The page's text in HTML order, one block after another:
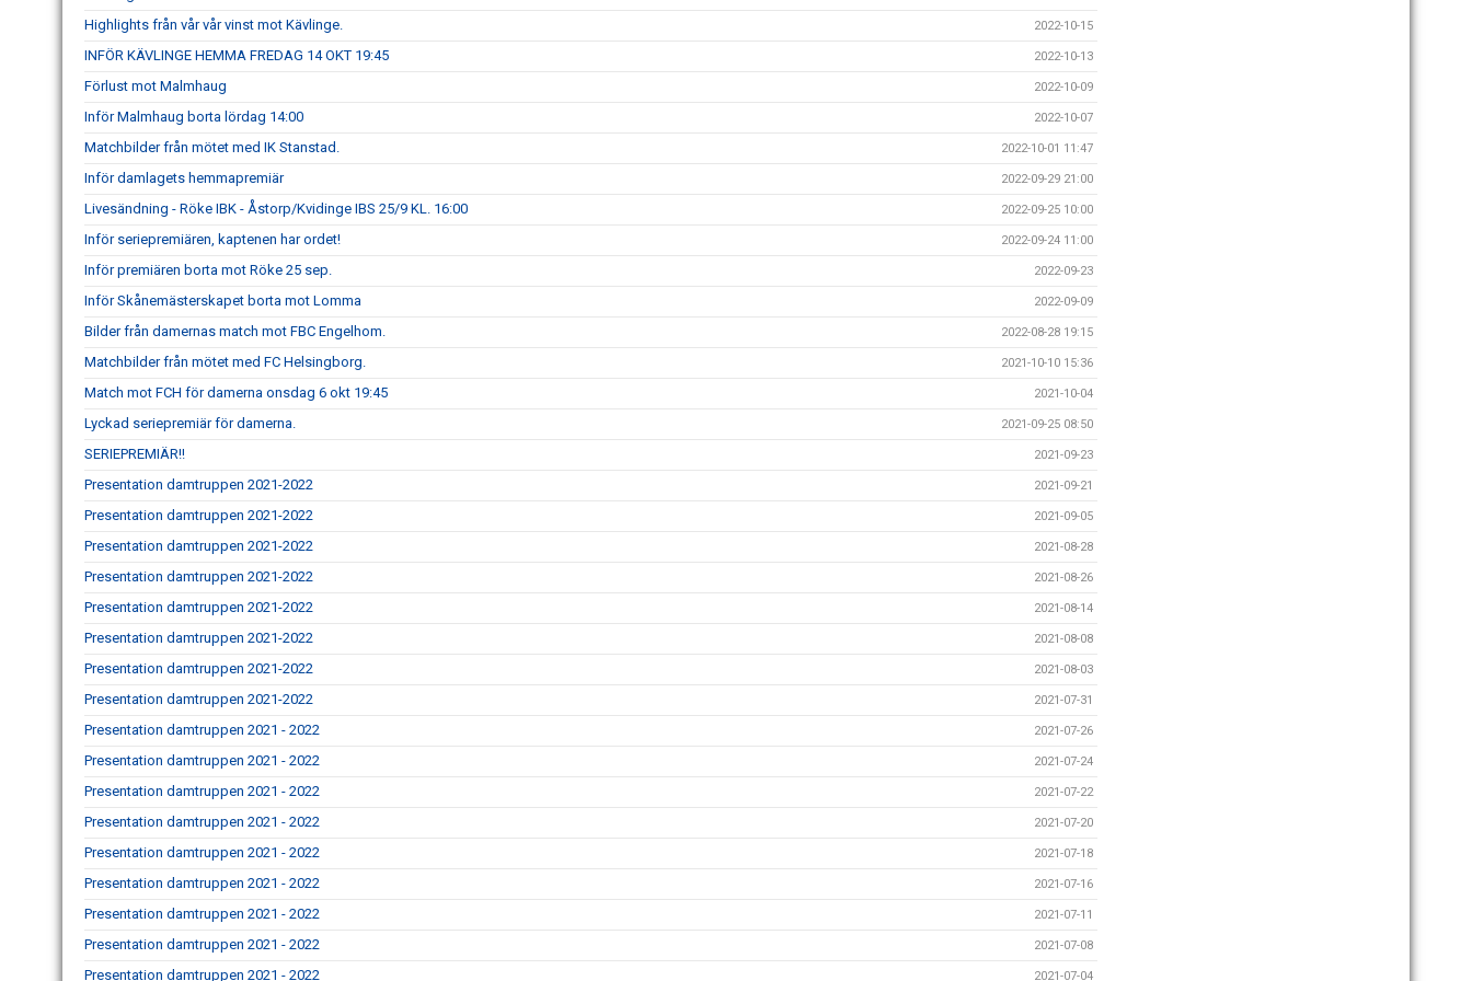
Highlights från vår vår vinst mot Kävlinge. 2022-10-15
INFÖR KÄVLINGE HEMMA FREDAG 14 OKT 19:45 2022-10-13
Förlust mot Malmhaug 2022-10-09
Inför Malmhaug borta lördag 14:00 2022-10-07
Matchbilder från mötet med IK Stanstad. 2022-10-01 11:47
Inför damlagets hemmapremiär 2022-09-29 21:00
Livesändning - Röke IBK - Åstorp/Kvidinge IBS 25/9 KL. 16:00 2022-09-25 10:00
Inför seriepremiären, kaptenen har ordet! 2022-09-24 11:00
Inför premiären borta mot Röke 25 sep. 2022-09-23
Inför Skånemästerskapet borta mot Lomma 2022-09-09
Bilder från damernas match mot FBC Engelhom. 2022-08-28 19:15
Matchbilder från mötet med FC Helsingborg. 2021-10-10 15:36
Match mot FCH för damerna onsdag 6 okt 19:45 2021-10-04
Lyckad seriepremiär för damerna. 2021-09-25 08:50
SERIEPREMIÄR!! 2021-09-23
Presentation damtruppen 2021-2022 2021-09-21
Presentation damtruppen 2021-2022 2021-09-05
Presentation damtruppen 2021-2022 2021-08-28
Presentation damtruppen 2021-2022 2021-08-26
Presentation damtruppen 2021-2022 2021-08-14
Presentation damtruppen 2021-2022 2021-08-08
Presentation damtruppen 2021-2022 2021-08-03
Presentation damtruppen 2021-2022 2021-07-31
Presentation damtruppen 2021 - 2022 2021-07-26
Presentation damtruppen 2021 - 2022 2021-07-24
Presentation damtruppen 2021 - 2022 2021-07-22
Presentation damtruppen 2021 - 2022 2021-07-20
Presentation damtruppen 2021 - 2022 2021-07-18
Presentation damtruppen 2021 - 2022 2021-07-16
Presentation damtruppen 2021 - 2022 2021-07-11
Presentation damtruppen 2021 - 2022 2021-07-08
Presentation damtruppen 2021 - 2022 2021-07-04